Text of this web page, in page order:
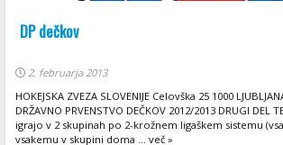
DP dečkov
2. februarja 2013
HOKEJSKA ZVEZA SLOVENIJE Celovška 25 1000
DRŽAVNO PRVENSTVO DEČKOV 2012/2013 DRUGI DEL
igrajo v 2 skupinah po 2-krožnem ligaškem sistemu
vsakemu v skupini doma ... več »